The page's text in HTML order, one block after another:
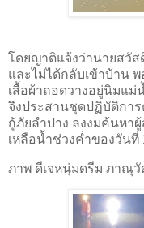
โดยญาติแจ้งว่านายสวั
และไม่ได้กลับเข้าบ้าน
เสื้อผ้าถอดวางอยู่นิมแม่
จึงประสานชุดปฏิบัติกา
กู้ภัยลำปาง ลงงมค้นหา
เหลือน้ำช่วงค่ำของวันที่
ภาพ ดีเจหนุ่มดรีม ภาณุ